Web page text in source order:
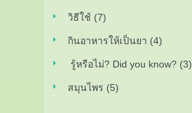
วิธีใช้ (7)
กินอาหารให้เป็นยา (4)
รู้หรือไม่? Did you know? (3)
สมุนไพร (5)